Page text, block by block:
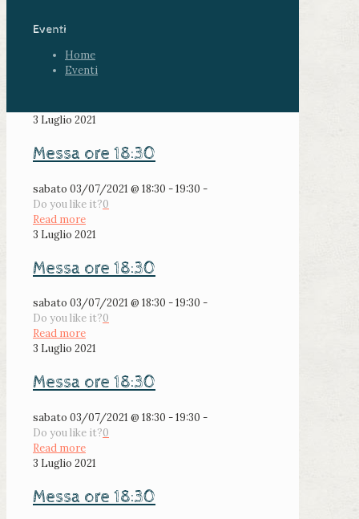
Eventi
Home
Eventi
3 Luglio 2021
Messa ore 18:30
sabato 03/07/2021 @ 18:30 - 19:30 -
Do you like it?0
Read more
3 Luglio 2021
Messa ore 18:30
sabato 03/07/2021 @ 18:30 - 19:30 -
Do you like it?0
Read more
3 Luglio 2021
Messa ore 18:30
sabato 03/07/2021 @ 18:30 - 19:30 -
Do you like it?0
Read more
3 Luglio 2021
Messa ore 18:30